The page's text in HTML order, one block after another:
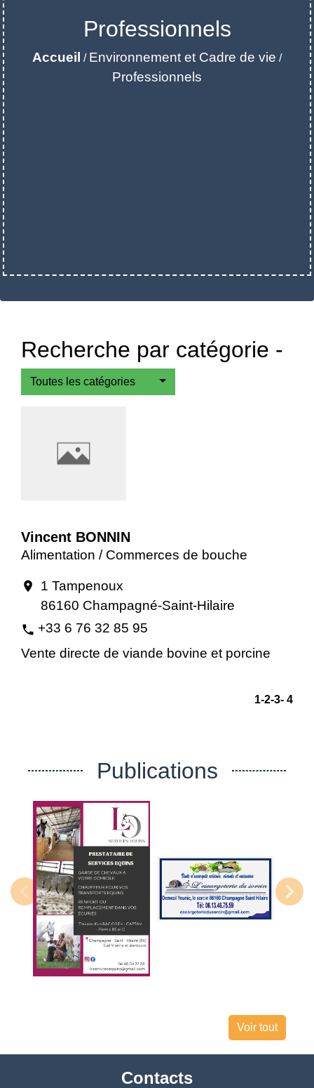
Professionnels
Accueil / Environnement et Cadre de vie /
Professionnels
Recherche par catégorie -
Toutes les catégories
Vincent BONNIN
Alimentation / Commerces de bouche
location_on
1 Tampenoux
86160 Champagné-Saint-Hilaire
phone +33 6 76 32 85 95
Vente directe de viande bovine et porcine
1-2-3- 4
Publications
Voir tout
Contacts